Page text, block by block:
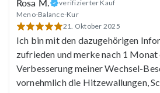
Claudia
Rosa M.
verifizierter Kauf
Meno-Balance-Kur
21. Oktober 2025
Ich bin mit den dazugehörigen
zufrieden und merke nach 1
Verbesserung meiner Wechsel-
vornehmlich die Hitzewallungen,